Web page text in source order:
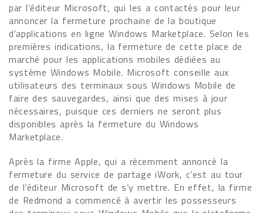
par l’éditeur Microsoft, qui les a contactés pour leur
annoncer la fermeture prochaine de la boutique
d’applications en ligne Windows Marketplace. Selon les
premières indications, la fermeture de cette place de
marché pour les applications mobiles dédiées au
système Windows Mobile. Microsoft conseille aux
utilisateurs des terminaux sous Windows Mobile de
faire des sauvegardes, ainsi que des mises à jour
nécessaires, puisque ces derniers ne seront plus
disponibles après la fermeture du Windows
Marketplace.
Après la firme Apple, qui a récemment annoncé la
fermeture du service de partage iWork, c’est au tour
de l’éditeur Microsoft de s’y mettre. En effet, la firme
de Redmond a commencé à avertir les possesseurs